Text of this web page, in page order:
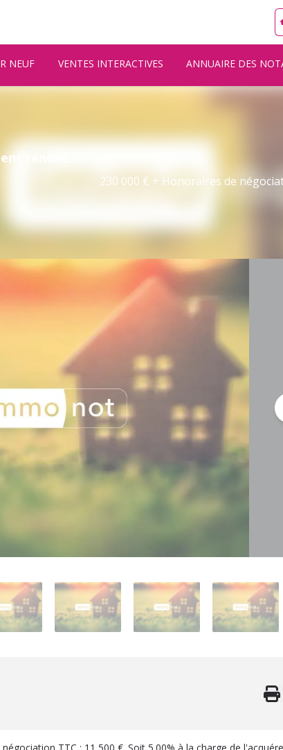
NEUF VENTES INTERACTIVES ANNUAIRE DES
rénové
230 000 € + Honoraires de